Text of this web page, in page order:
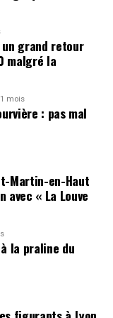
boom-bap et
créer un
school et new
Booba,
des artistes
sa
Après
confidentielles, il
à
effervescence
Fève.
un grand retour
malgré la
mois
: pas mal
Martin-en-Haut
« La Louve
la praline du